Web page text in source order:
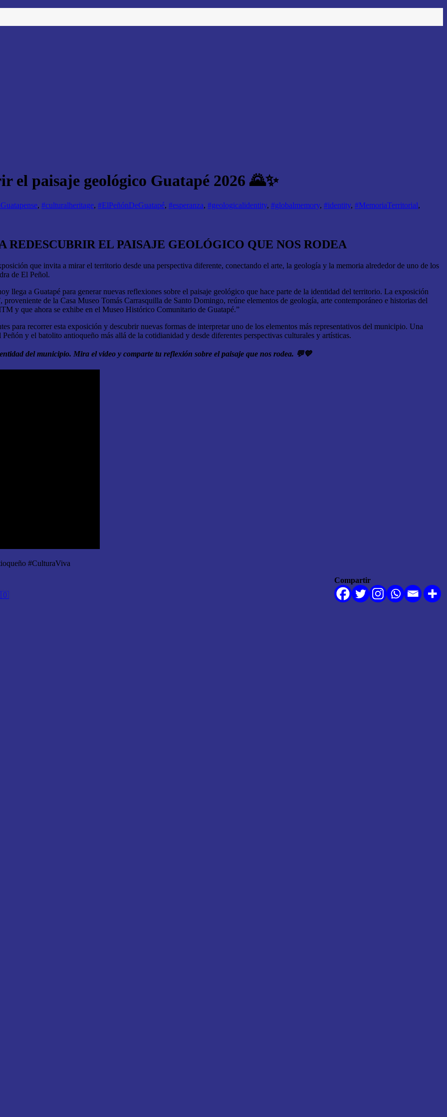
el paisaje geológico Guatapé 2026 🌄✨
, #culturalheritage, #ElPeñónDeGuatapé, #esperanza, #geologicalidentity, #globalmemory, #identity, #MemoriaTerritorial,
REDESCUBRIR EL PAISAJE GEOLÓGICO QUE NOS RODEA
que invita a mirar el territorio desde una perspectiva diferente, conectando el arte, la geología y la memoria alrededor de uno de los
de El Peñol.
llega a Guatapé para generar nuevas reflexiones sobre el paisaje geológico que hace parte de la identidad del territorio. La exposición
de la Casa Museo Tomás Carrasquilla de Santo Domingo, reúne elementos de geología, arte contemporáneo e historias del
y que ahora se exhibe en el Museo Histórico Comunitario de Guatapé.”
para recorrer esta exposición y descubrir nuevas formas de interpretar uno de los elementos más representativos del municipio. Una
y el batolito antioqueño más allá de la cotidianidad y desde diferentes perspectivas culturales y artísticas.
del municipio. Mira el video y comparte tu reflexión sobre el paisaje que nos rodea. 💬💙
#CulturaViva
Compartir